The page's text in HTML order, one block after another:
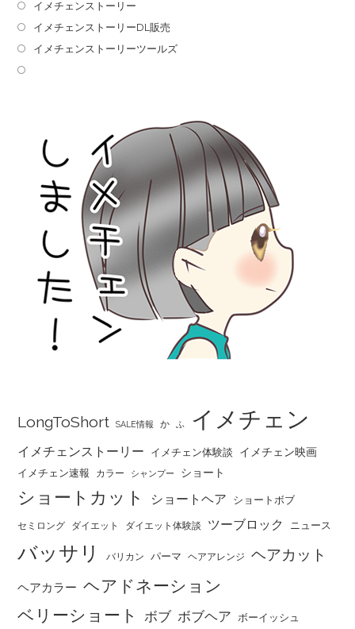
イメチェンストーリー
イメチェンストーリーDL販売
イメチェンストーリーツールズ
LongToShort SALE情報 か ふ イメチェン
イメチェンストーリー イメチェン体験談 イメチェン映画
イメチェン速報 カラー シャンプー ショート
ショートカット ショートヘア ショートボブ
セミロング ダイエット ダイエット体験談 ツーブロック ニュース
バッサリ バリカン パーマ ヘアアレンジ ヘアカット
ヘアカラー ヘアドネーション
ベリーショート
ボブ ボブヘア ボーイッシュ